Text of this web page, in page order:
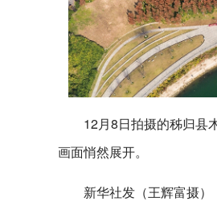
12月8日拍摄的秭归县
画面悄然展开。
新华社发（王辉富摄）